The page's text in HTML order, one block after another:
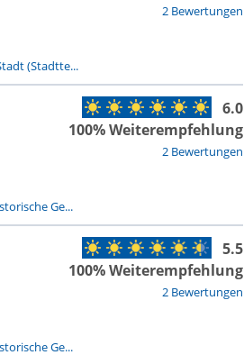
2 Bewertungen
(Stadtte...
2 Bewertungen
6.0
100% Weiterempfehlung
Ge...
2 Bewertungen
5.5
100% Weiterempfehlung
Ge...